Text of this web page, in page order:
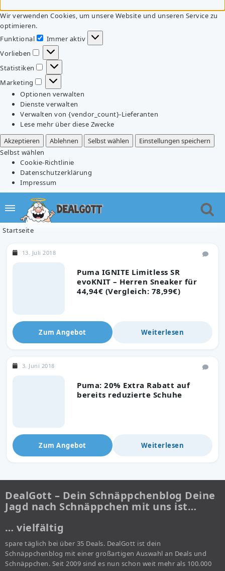
Wir verwenden Cookies, um unsere Website und unseren Service zu
optimieren.
Funktional
Funktional
Immer aktiv
Vorlieben
Vorlieben
Statistiken
Statistiken
Marketing
Marketing
Optionen verwalten
Dienste verwalten
Verwalten von {vendor_count}-Lieferanten
Lese mehr über diese Zwecke
Akzeptieren
Ablehnen Selbst wählen
Einstellungen speichern
Selbst wählen
Cookie-Richtlinie
Datenschutzerklärung
Impressum
Startseite
Puma IGNITE Limitless SR
evoKNIT – Herren Sneaker für
44,94€ (Vergleich: 78,99€)
13. Juli 2018
Zum Angebot Weiterlesen
Puma: 20% Extra Rabatt auf
bereits reduzierte Schuhe
3. Juni 2018
Zum Angebot Weiterlesen
DealGott – Dein Schnäppchenblog Deine
Jagd nach Schnäppchen mit uns ist…
… vielfältig
spare täglich bei über 35 Deals. DealGott ist dein
Schnäppchenblog mit einer großartigen Auswahl an Deals und
Schnäppchen. Seit 2009 sind es nun schon weit mehr als 100.000